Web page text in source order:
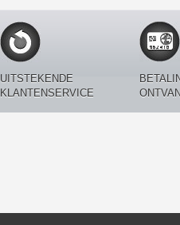
UITSTEKENDE
KLANTENSERVICE